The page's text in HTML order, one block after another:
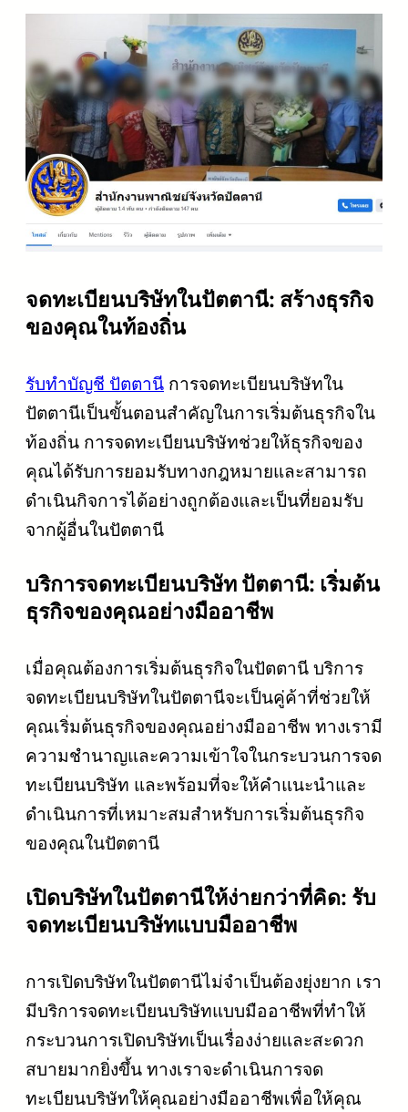
จดทะเบียนบริษัทในปัตตานี: สร้างธุรกิจ
ของคุณในท้องถิ่น
รับทำบัญชี ปัตตานี การจดทะเบียนบริษัทใน
ปัตตานีเป็นขั้นตอนสำคัญในการเริ่มต้นธุรกิจใน
ท้องถิ่น การจดทะเบียนบริษัทช่วยให้ธุรกิจของ
คุณได้รับการยอมรับทางกฎหมายและสามารถ
ดำเนินกิจการได้อย่างถูกต้องและเป็นที่ยอมรับ
จากผู้อื่นในปัตตานี
บริการจดทะเบียนบริษัท ปัตตานี: เริ่มต้น
ธุรกิจของคุณอย่างมืออาชีพ
เมื่อคุณต้องการเริ่มต้นธุรกิจในปัตตานี บริการ
จดทะเบียนบริษัทในปัตตานีจะเป็นคู่ค้าที่ช่วยให้
คุณเริ่มต้นธุรกิจของคุณอย่างมืออาชีพ ทางเรามี
ความชำนาญและความเข้าใจในกระบวนการจด
ทะเบียนบริษัท และพร้อมที่จะให้คำแนะนำและ
ดำเนินการที่เหมาะสมสำหรับการเริ่มต้นธุรกิจ
ของคุณในปัตตานี
เปิดบริษัทในปัตตานีให้ง่ายกว่าที่คิด: รับ
จดทะเบียนบริษัทแบบมืออาชีพ
การเปิดบริษัทในปัตตานีไม่จำเป็นต้องยุ่งยาก เรา
มีบริการจดทะเบียนบริษัทแบบมืออาชีพที่ทำให้
กระบวนการเปิดบริษัทเป็นเรื่องง่ายและสะดวก
สบายมากยิ่งขึ้น ทางเราจะดำเนินการจด
ทะเบียนบริษัทให้คุณอย่างมืออาชีพเพื่อให้คุณ